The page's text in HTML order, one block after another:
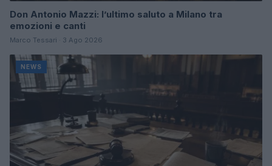
Don Antonio Mazzi: l’ultimo saluto a Milano tra
emozioni e canti
Marco Tessari · 3 Ago 2026
NEWS